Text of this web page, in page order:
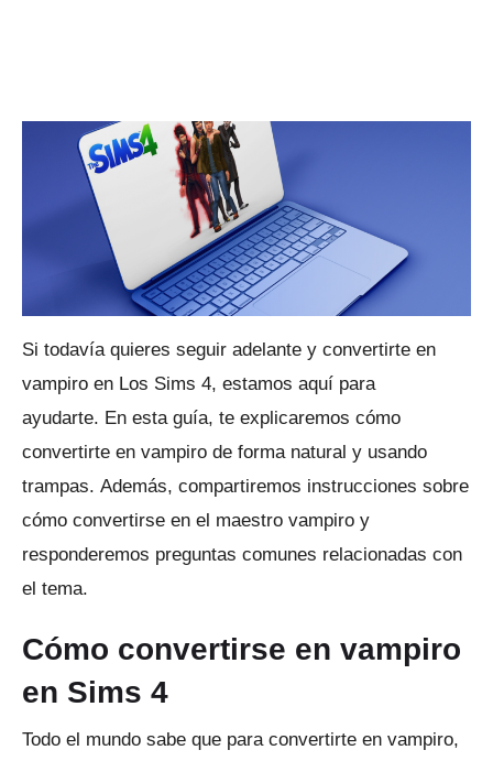
Si todavía quieres seguir adelante y convertirte en
vampiro en Los Sims 4, estamos aquí para
ayudarte. En esta guía, te explicaremos cómo
convertirte en vampiro de forma natural y usando
trampas. Además, compartiremos instrucciones sobre
cómo convertirse en el maestro vampiro y
responderemos preguntas comunes relacionadas con
el tema.
Cómo convertirse en vampiro
en Sims 4
Todo el mundo sabe que para convertirte en vampiro,